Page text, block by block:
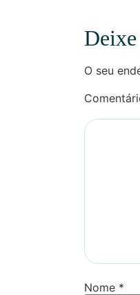
O seu
Nome *